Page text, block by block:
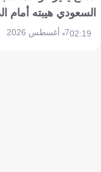
السعودي هيبته أمام
02:197 أغسطس 2026